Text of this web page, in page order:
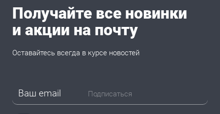
Получайте все новинки
и акции на почту
Оставайтесь всегда в курсе новостей
Подписаться